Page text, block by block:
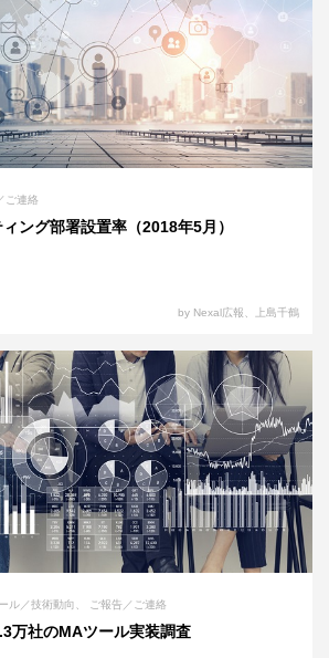
ご連絡
ング部署設置率（2018年5月）
by Nexal広報、上島千鶴
ル／技術動向 ご報告／ご連絡
万社のMAツール実装調査